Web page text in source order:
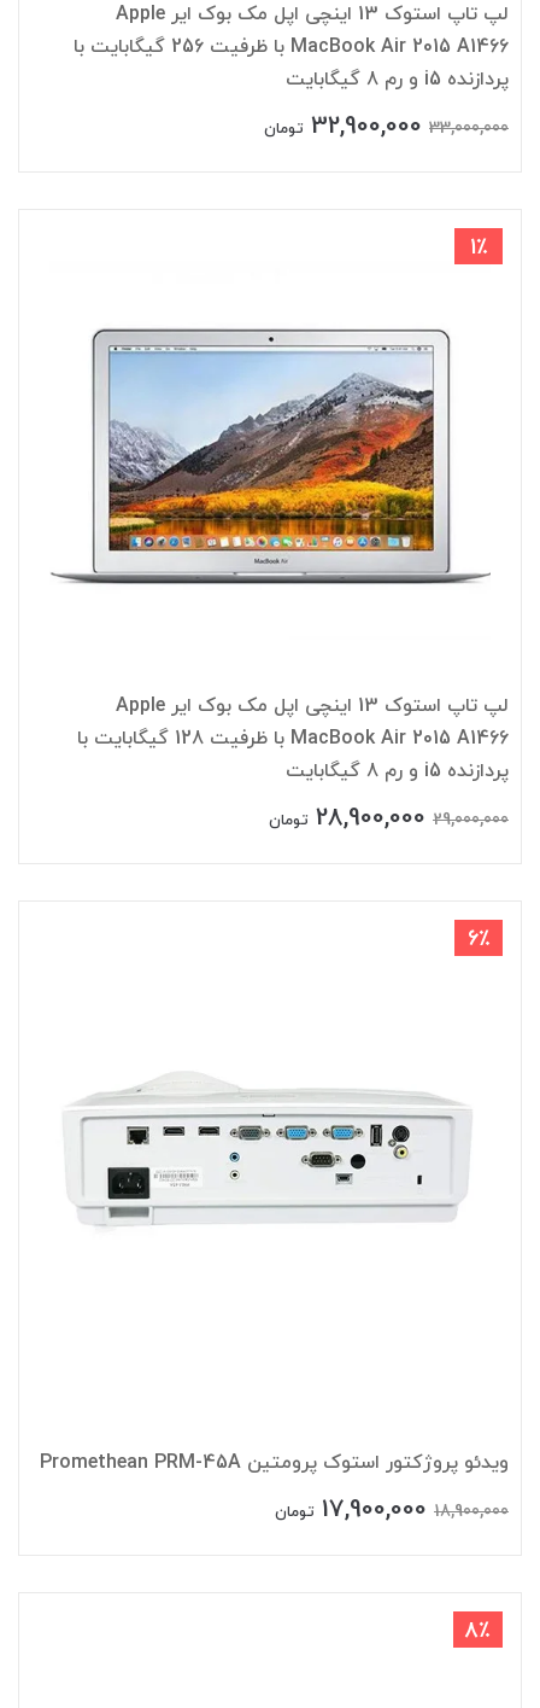
لپ تاپ استوک 13 اینچی اپل مک بوک ایر Apple
MacBook Air 2015 A1466 با ظرفیت 256 گیگابایت با
پردازنده i5 و رم 8 گیگابایت
33,000,000
32,900,000 تومان
1٪
لپ تاپ استوک 13 اینچی اپل مک بوک ایر Apple
MacBook Air 2015 A1466 با ظرفیت 128 گیگابایت با
پردازنده i5 و رم 8 گیگابایت
29,000,000
28,900,000 تومان
6٪
ویدئو پروژکتور استوک پرومتین Promethean PRM-45A
18,900,000
17,900,000 تومان
8٪